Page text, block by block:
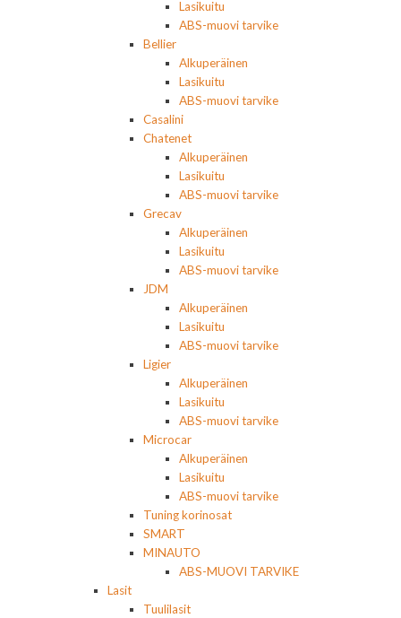
Lasikuitu
ABS-muovi tarvike
Bellier
Alkuperäinen
Lasikuitu
ABS-muovi tarvike
Casalini
Chatenet
Alkuperäinen
Lasikuitu
ABS-muovi tarvike
Grecav
Alkuperäinen
Lasikuitu
ABS-muovi tarvike
JDM
Alkuperäinen
Lasikuitu
ABS-muovi tarvike
Ligier
Alkuperäinen
Lasikuitu
ABS-muovi tarvike
Microcar
Alkuperäinen
Lasikuitu
ABS-muovi tarvike
Tuning korinosat
SMART
MINAUTO
ABS-MUOVI TARVIKE
Lasit
Tuulilasit